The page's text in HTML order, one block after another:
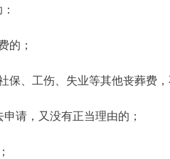
的；
保、工伤、失业等其他丧葬费，
，又没有正当理由的；